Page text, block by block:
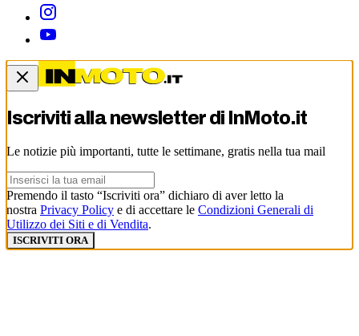
Iscriviti alla newsletter di InMoto.it
Le notizie più importanti, tutte le settimane, gratis nella tua mail
Premendo il tasto “Iscriviti ora” dichiaro di aver letto la
nostra Privacy Policy e di accettare le Condizioni Generali di
Utilizzo dei Siti e di Vendita.
ISCRIVITI ORA